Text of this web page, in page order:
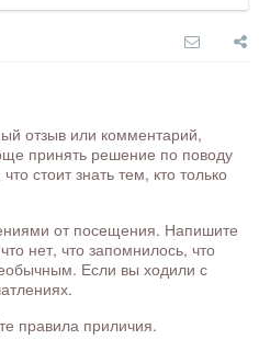
отзыв или комментарий,
принять решение по поводу
стоит знать тем, кто только
от посещения. Напишите
нет, что запомнилось, что
Если вы ходили с
правила приличия.